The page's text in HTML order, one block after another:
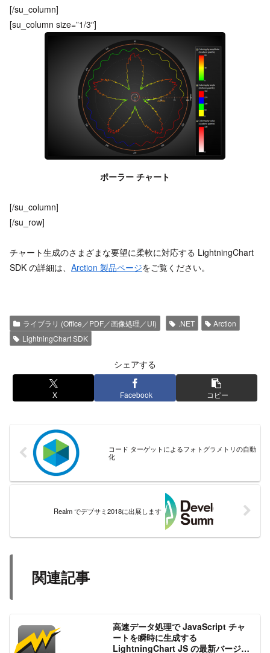
[/su_column]
[su_column size=”1/3″]
ポーラー チャート
[/su_column]
[/su_row]
チャート生成のさまざまな要望に柔軟に対応する LightningChart
SDK の詳細は、 Arction 製品ページをご覧ください。
ライブラリ (Office／PDF／画像処理／UI) .NET
Arction
LightningChart SDK
シェアする
X Facebook コピー
コード ターゲットによるフォトグラメトリの自動
化
Realm でデブサミ2018に出展します
関連記事
高速データ処理で JavaScript チャ
ートを瞬時に生成する
LightningChart JS の最新バージョ